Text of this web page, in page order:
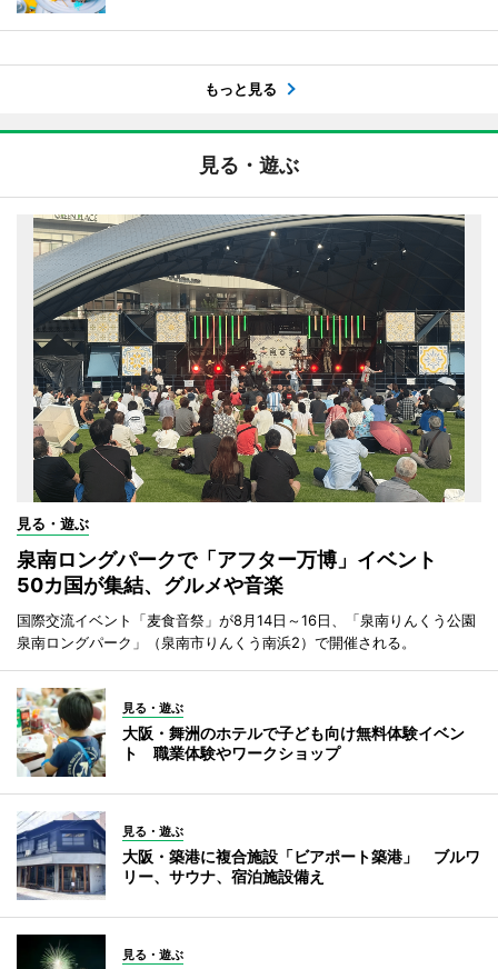
もっと見る
見る・遊ぶ
見る・遊ぶ
泉南ロングパークで「アフター万博」イベント
50カ国が集結、グルメや音楽
国際交流イベント「麦食音祭」が8月14日～16日、「泉南りんくう公園
泉南ロングパーク」（泉南市りんくう南浜2）で開催される。
見る・遊ぶ
大阪・舞洲のホテルで子ども向け無料体験イベン
ト 職業体験やワークショップ
見る・遊ぶ
大阪・築港に複合施設「ビアポート築港」 ブルワ
リー、サウナ、宿泊施設備え
見る・遊ぶ